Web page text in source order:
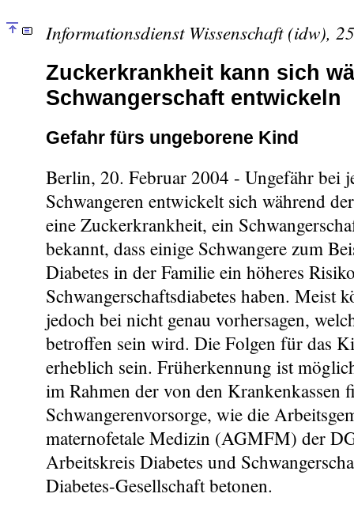
Informationsdienst Wissenschaft (idw),
Zuckerkrankheit kann sich
Schwangerschaft entwickeln
Gefahr fürs ungeborene Kind
Berlin, 20. Februar 2004 - Ungefähr bei
Schwangeren entwickelt sich während
eine Zuckerkrankheit, ein
bekannt, dass einige Schwangere zum
Diabetes in der Familie ein höheres
Schwangerschaftsdiabetes haben. Meist
jedoch bei nicht genau vorhersagen,
betroffen sein wird. Die Folgen für das
erheblich sein. Früherkennung ist
im Rahmen der von den Krankenkassen
Schwangerenvorsorge, wie die
maternofetale Medizin (AGMFM) der
Arbeitskreis Diabetes und
Diabetes-Gesellschaft betonen.